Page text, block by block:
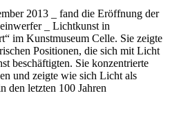
2013 _ fand die Eröffnung der
_ Lichtkunst in
im Kunstmuseum Celle. Sie zeigte
Positionen, die sich mit Licht
beschäftigten. Sie konzentrierte
und zeigte wie sich Licht als
den letzten 100 Jahren